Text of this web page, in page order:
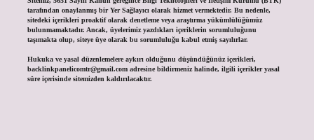
tarafından onaylanmış bir Yer Sağlayıcı olarak hizmet vermektedir. Bu nedenle,
sitedeki içerikleri proaktif olarak denetleme veya araştırma yükümlülüğümüz
bulunmamaktadır. Ancak, üyelerimiz yazdıkları içeriklerin sorumluluğunu
taşımakta olup, siteye üye olarak bu sorumluluğu kabul etmiş sayılırlar.
Hukuka ve yasal düzenlemelere aykırı olduğunu düşündüğünüz içerikleri,
backlinkpanelicomtr@gmail.comadresine bildirmeniz halinde, ilgili içerikler yasal
süre içerisinde sitemizden kaldırılacaktır.